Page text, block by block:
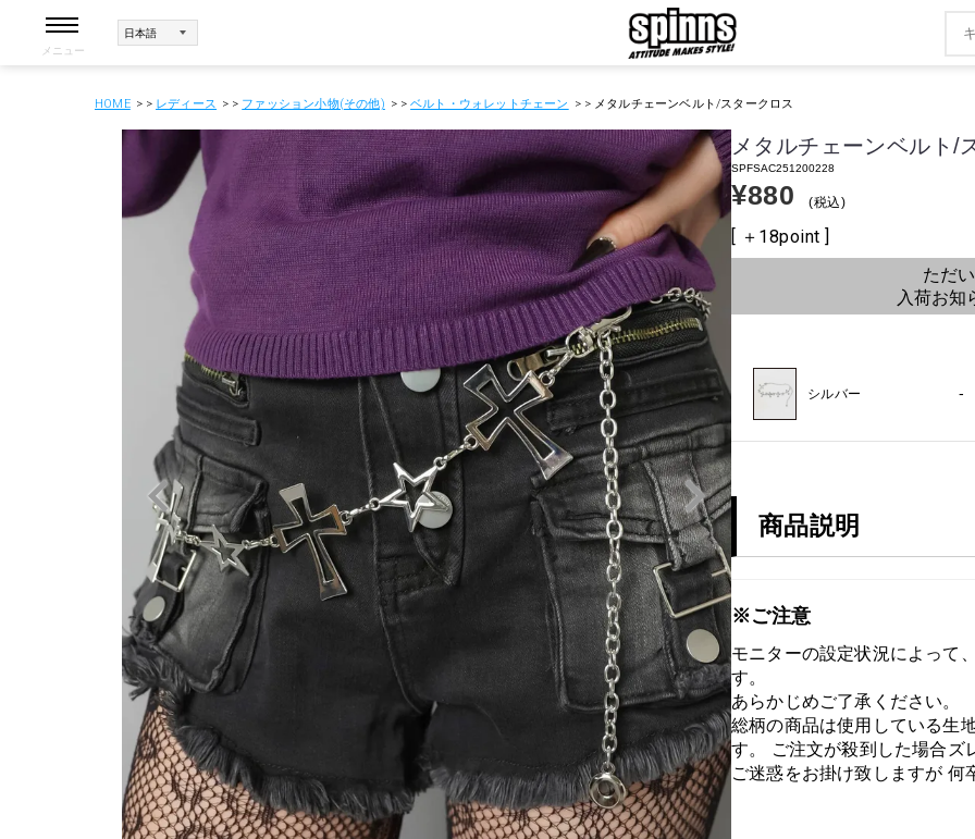
メニュー
HOME レディース ファッション小物(その他) ベルト・ウォレットチェーン メタルチェーンベルト/スタークロス
メタルチェーンベルト/
SPFSAC251200228
¥880 税込
[ ＋ 18point ]
ただ
入荷お知
シルバー -
商品説明
※ご注意
モニターの設定状況によって
す。
あらかじめご了承ください。
総柄の商品は使用している生
す。 ご注文が殺到した場合ズ
ご迷惑をお掛け致しますが 何